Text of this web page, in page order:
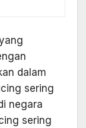
dalam
sering
negara
sering